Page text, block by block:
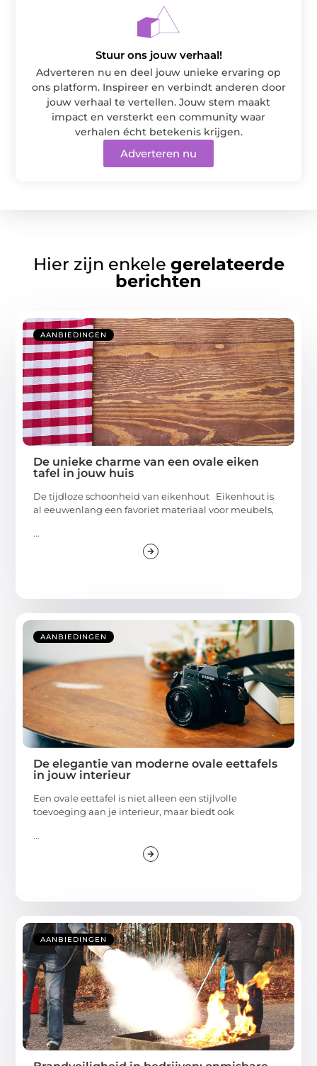
Stuur ons jouw verhaal!
Adverteren nu en deel jouw unieke ervaring op
ons platform. Inspireer en verbindt anderen door
jouw verhaal te vertellen. Jouw stem maakt
impact en versterkt een community waar
verhalen écht betekenis krijgen.
Adverteren nu
Hier zijn enkele gerelateerde
berichten
AANBIEDINGEN
De unieke charme van een ovale eiken
tafel in jouw huis
De tijdloze schoonheid van eikenhout Eikenhout is
al eeuwenlang een favoriet materiaal voor meubels,
...
AANBIEDINGEN
De elegantie van moderne ovale eettafels
in jouw interieur
Een ovale eettafel is niet alleen een stijlvolle
toevoeging aan je interieur, maar biedt ook
...
AANBIEDINGEN